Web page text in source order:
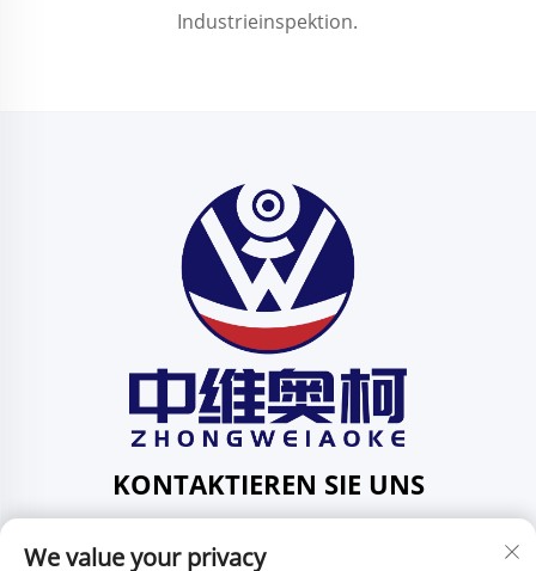
Industrieinspektion.
KONTAKTIEREN SIE UNS
Bezirk Pingdi, Shenzhen, Guangdong, China
We value your privacy